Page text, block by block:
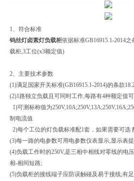
1、符合标准
钨丝灯卤素灯负载柜依据标准GB16915.1-2014
载柜,3工位(x3额定值)
2、主要技术参数
(1)满足国家开关标准(GB16915.1-2014)的条款
(2)1路独立负载且可同时工作,每路有4种额定值
1)可测标称值为
制电流值
2)每个工位的灯负载标准配1套，如果需要可选
(3)每一路的电参数可用电参数仪表显示,显示表
(4)负载工作时的250V,是三相中相线对零线的电
相-相间短路;
(5)负载柜的接线端子应防误触碰及易于接线;有